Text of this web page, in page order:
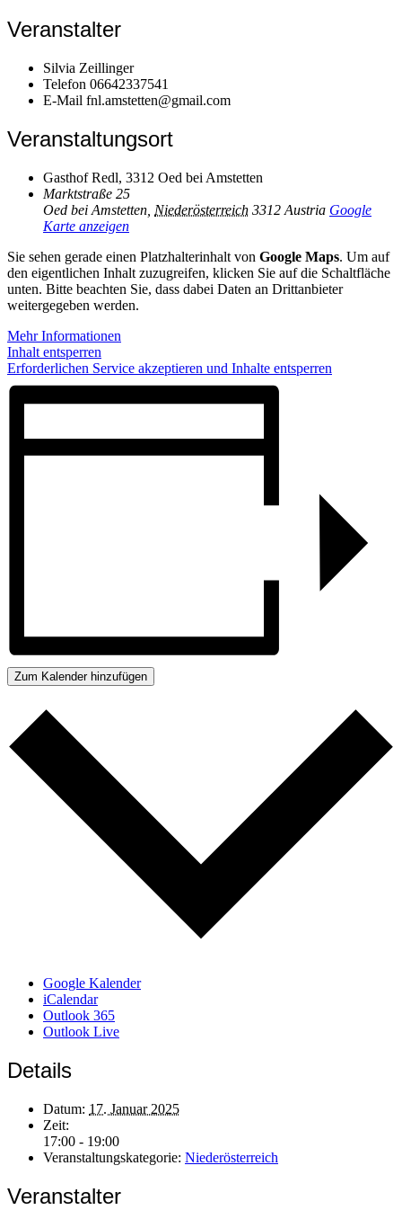
Veranstalter
Silvia Zeillinger
Telefon 06642337541
E-Mail fnl.amstetten@gmail.com
Veranstaltungsort
Gasthof Redl, 3312 Oed bei Amstetten
Marktstraße 25
Oed bei Amstetten Niederösterreich 3312 Austria Google
Karte anzeigen
Sie sehen gerade einen Platzhalterinhalt von Google Maps. Um auf
den eigentlichen Inhalt zuzugreifen, klicken Sie auf die Schaltfläche
unten. Bitte beachten Sie, dass dabei Daten an Drittanbieter
weitergegeben werden.
Mehr Informationen
Inhalt entsperren
Erforderlichen Service akzeptieren und Inhalte entsperren
Zum Kalender hinzufügen
Google Kalender
iCalendar
Outlook 365
Outlook Live
Details
Datum: 17. Januar 2025
Zeit:
17:00 - 19:00
Veranstaltungskategorie: Niederösterreich
Veranstalter